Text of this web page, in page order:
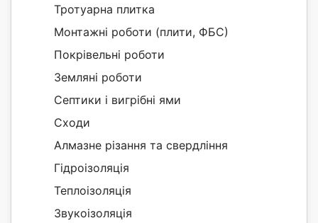
Тротуарна плитка
Монтажні роботи (плити, ФБС)
Покрівельні роботи
Земляні роботи
Септики і вигрібні ями
Сходи
Алмазне різання та свердління
Гідроізоляція
Теплоізоляція
Звукоізоляція